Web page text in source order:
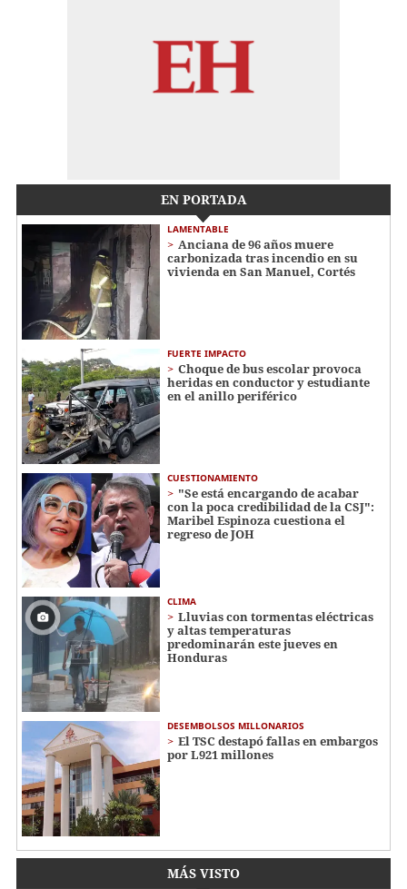
EN PORTADA
LAMENTABLE
Anciana de 96 años muere
carbonizada tras incendio en su
vivienda en San Manuel, Cortés
FUERTE IMPACTO
Choque de bus escolar provoca
heridas en conductor y estudiante
en el anillo periférico
CUESTIONAMIENTO
"Se está encargando de acabar
con la poca credibilidad de la CSJ":
Maribel Espinoza cuestiona el
regreso de JOH
CLIMA
Lluvias con tormentas eléctricas
y altas temperaturas
predominarán este jueves en
Honduras
DESEMBOLSOS MILLONARIOS
El TSC destapó fallas en embargos
por L921 millones
MÁS VISTO